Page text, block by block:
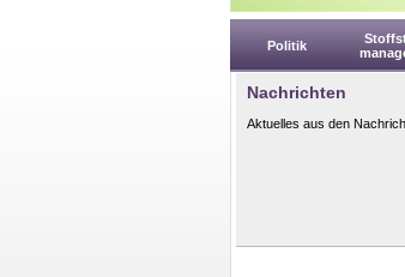
Politik
Nachrichten
Aktuelles aus den